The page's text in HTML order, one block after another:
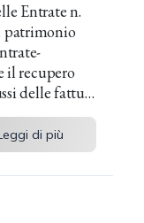
Entrate n.
patrimonio
il recupero
delle fatture
di più